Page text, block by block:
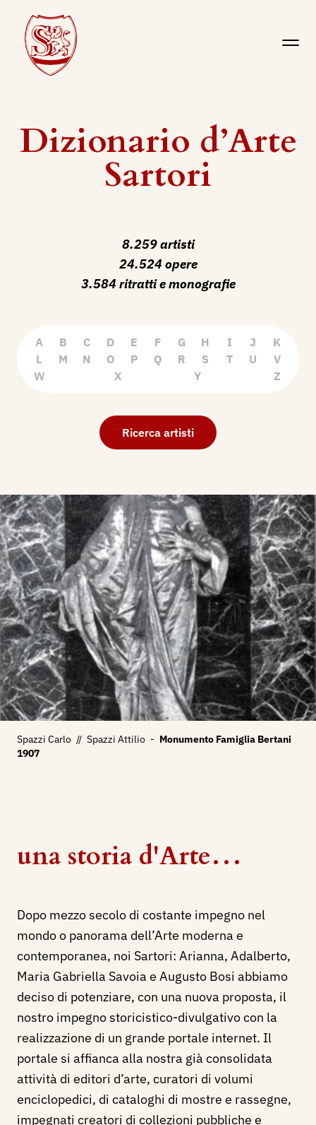
Dizionario d’Arte
Sartori
8.259 artisti
24.524 opere
3.584 ritratti e monografie
A B C D E F G H I J
K
L
M N O P Q R S T U
V
W
X Y Z
Ricerca artisti
Spazzi Carlo // Spazzi Attilio - Monumento Famiglia Bertani
1907
una storia d'Arte…
Dopo mezzo secolo di costante impegno nel
mondo o panorama dell’Arte moderna e
contemporanea, noi Sartori: Arianna, Adalberto,
Maria Gabriella Savoia e Augusto Bosi abbiamo
deciso di potenziare, con una nuova proposta, il
nostro impegno storicistico-divulgativo con la
realizzazione di un grande portale internet. Il
portale si affianca alla nostra già consolidata
attività di editori d’arte, curatori di volumi
enciclopedici, di cataloghi di mostre e rassegne,
impegnati creatori di collezioni pubbliche e